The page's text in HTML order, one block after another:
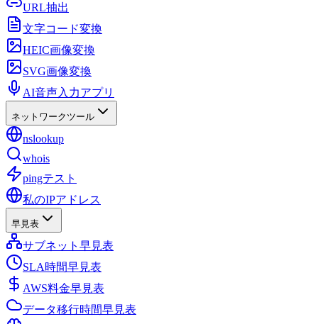
URL抽出
文字コード変換
HEIC画像変換
SVG画像変換
AI音声入力アプリ
ネットワークツール
nslookup
whois
pingテスト
私のIPアドレス
早見表
サブネット早見表
SLA時間早見表
AWS料金早見表
データ移行時間早見表